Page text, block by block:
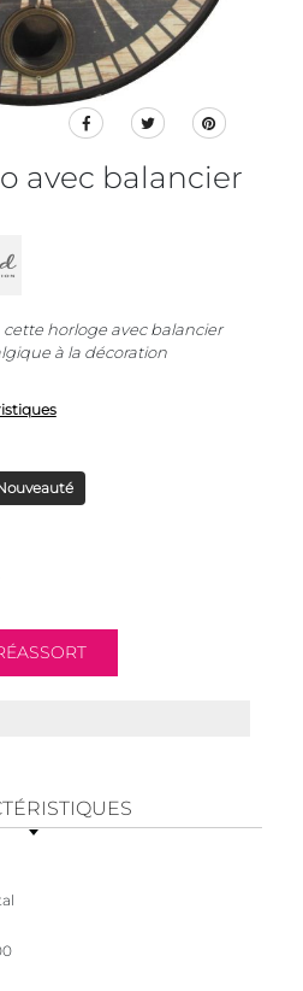
avec balancier
cette horloge avec balancier
à la décoration